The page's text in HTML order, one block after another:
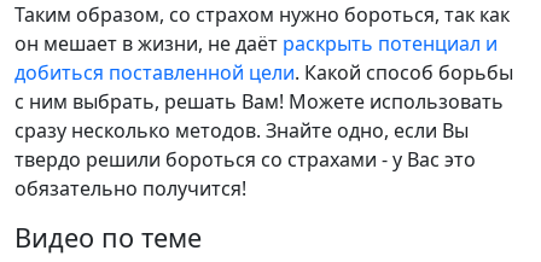
Таким образом, со страхом нужно бороться, так как
он мешает в жизни, не даёт раскрыть потенциал и
добиться поставленной цели. Какой способ борьбы
с ним выбрать, решать Вам! Можете использовать
сразу несколько методов. Знайте одно, если Вы
твердо решили бороться со страхами - у Вас это
обязательно получится!
Видео по теме